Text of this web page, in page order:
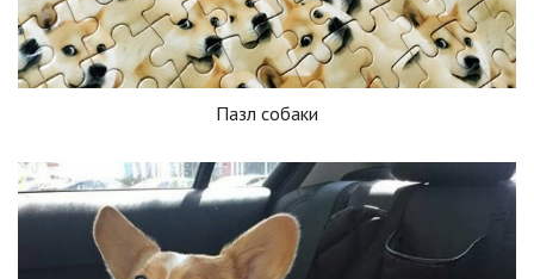
Пазл собаки